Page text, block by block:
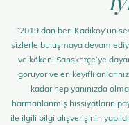
“2019’dan beri Kadıköy’ün
sizlerle buluşmaya devam
ve kökeni Sanskritçe’ye
görüyor ve en keyifli
kadar hep yanınızda
harmanlanmış hissiyatların
ile ilgili bilgi alışverişinin